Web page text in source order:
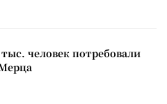
человек потребовали